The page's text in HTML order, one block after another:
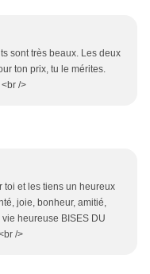
sont très beaux. Les deux
ton prix, tu le mérites.
/>
toi et les tiens un heureux
joie, bonheur, amitié,
heureuse BISES DU
/>